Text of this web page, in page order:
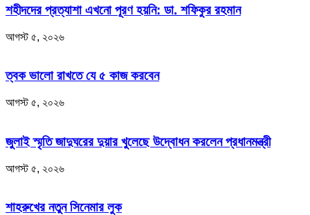
শহীদদের প্রত্যাশা এখনো পূরণ হয়নি: ডা. শফিকুর রহমান
আগস্ট ৫, ২০২৬
ত্বক ভালো রাখতে যে ৫ কাজ করবেন
আগস্ট ৫, ২০২৬
জুলাই স্মৃতি জাদুঘরের দুয়ার খুলেছে উদ্বোধন করলেন প্রধানমন্ত্রী
আগস্ট ৫, ২০২৬
শাহরুখের নতুন সিনেমার লুক